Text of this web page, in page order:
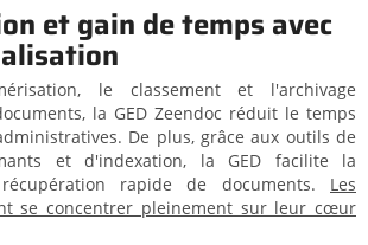
et gain de temps avec
le classement et l'archivage
la GED Zeendoc réduit le temps
De plus, grâce aux outils de
et d'indexation, la GED facilite la
rapide de documents. Les
se concentrer pleinement sur leur cœur